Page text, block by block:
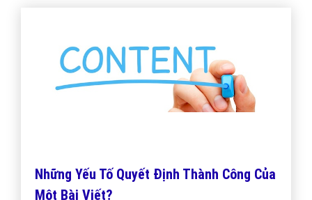
Những Yếu Tố Quyết Định Thành Công Của
Một Bài Viết?